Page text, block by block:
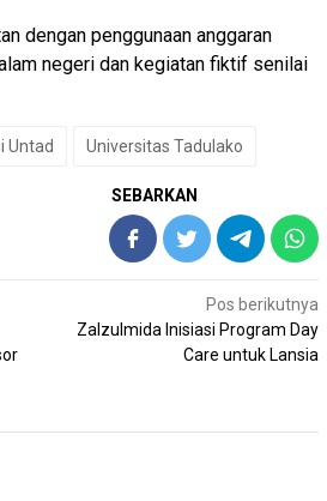
dengan penggunaan anggaran
negeri dan kegiatan fiktif senilai
Untad Universitas Tadulako
SEBARKAN
Pos berikutnya
Zalzulmida Inisiasi Program Day
Care untuk Lansia